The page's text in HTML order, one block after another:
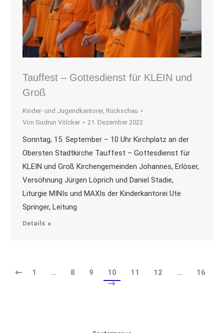
Tauffest – Gottesdienst für KLEIN und
Groß
Kinder- und Jugendkantorei, Rückschau
Von Gudrun Völcker 21. Dezember 2022
Sonntag, 15. September – 10 Uhr Kirchplatz an der
Obersten Stadtkirche Tauffest – Gottesdienst für
KLEIN und Groß Kirchengemeinden Johannes, Erlöser,
Versöhnung Jürgen Löprich und Daniel Stadie,
Liturgie MINIs und MAXIs der Kinderkantorei Ute
Springer, Leitung
Details
1 … 8 9 10 11 12 … 16